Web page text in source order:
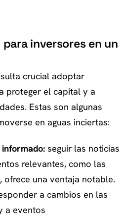
inversores en un
crucial adoptar
proteger el capital y a
Estas son algunas
en aguas inciertas:
seguir las noticias
relevantes, como las
ofrece una ventaja notable.
a cambios en las
a eventos